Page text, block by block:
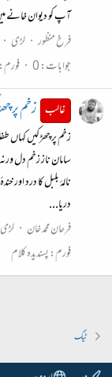
آپ کو دیوان خانے
فرخ منظور لڑی
جوابات: 0 فورم:
غالب زخم پر
زخم پر چھڑکیں کہاں
سامان ناز زخم دل
نالۂ بلبل کا درد اور
دریا...
فرحان محمد خان
لڑی
فورم:پسندیدہ کلام
ٹیگ